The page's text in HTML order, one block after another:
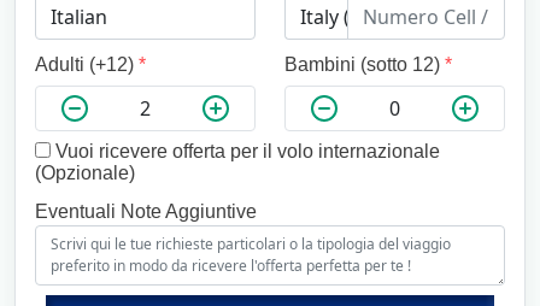
Adulti (+12) * Bambini (sotto 12) *
Vuoi ricevere offerta per il volo internazionale
(Opzionale)
Eventuali Note Aggiuntive